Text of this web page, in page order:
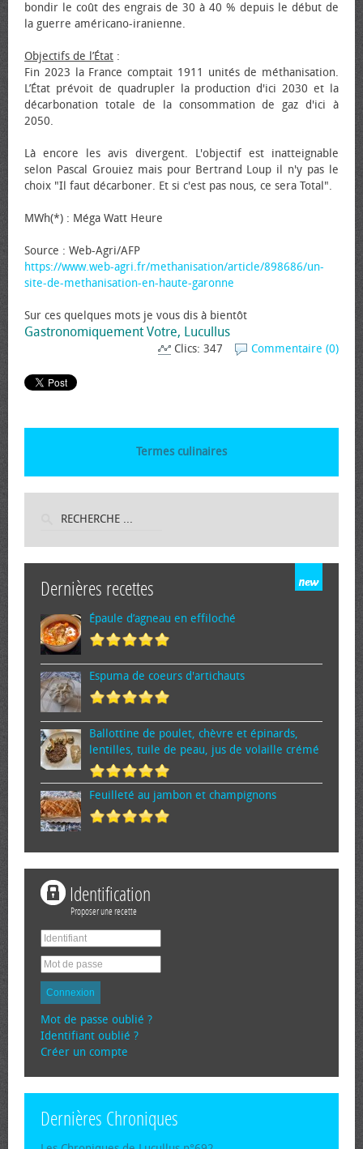
bondir le coût des engrais de 30 à 40 % depuis le début de
la guerre américano-iranienne.
Objectifs de l’État :
Fin 2023 la France comptait 1911 unités de méthanisation.
L’État prévoit de quadrupler la production d'ici 2030 et la
décarbonation totale de la consommation de gaz d'ici à
2050.
Là encore les avis divergent. L'objectif est inatteignable
selon Pascal Grouiez mais pour Bertrand Loup il n'y pas le
choix "Il faut décarboner. Et si c'est pas nous, ce sera Total".
MWh(*) : Méga Watt Heure
Source : Web-Agri/AFP
https://www.web-agri.fr/methanisation/article/898686/un-
site-de-methanisation-en-haute-garonne
Sur ces quelques mots je vous dis à bientôt
Gastronomiquement Votre, Lucullus
Commentaire (0)
Clics: 347
Termes culinaires
Dernières recettes
Épaule d’agneau en effiloché
Espuma de cœurs d'artichauts
Ballottine de poulet, chèvre et épinards,
lentilles, tuile de peau, jus de volaille crémé
Feuilleté au jambon et champignons
Identification
Proposer une recette
Connexion
Mot de passe oublié ?
Identifiant oublié ?
Créer un compte
Dernières Chroniques